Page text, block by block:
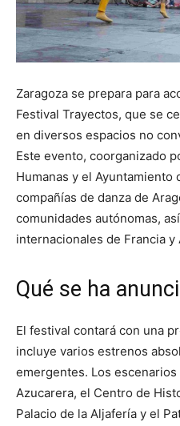
Zaragoza se prepara para
Festival Trayectos, que se
en diversos espacios no
Este evento, coorganizado
Humanas y el Ayuntamiento
compañías de danza de
comunidades autónomas,
internacionales de Francia y
Qué se ha
El festival contará con una
incluye varios estrenos
emergentes. Los
Azucarera, el Centro de
Palacio de la Aljafería y el